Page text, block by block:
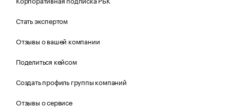
Стать экспертом
Отзывы о вашей компании
Поделиться кейсом
Создать профиль группы компаний
Отзывы о сервисе